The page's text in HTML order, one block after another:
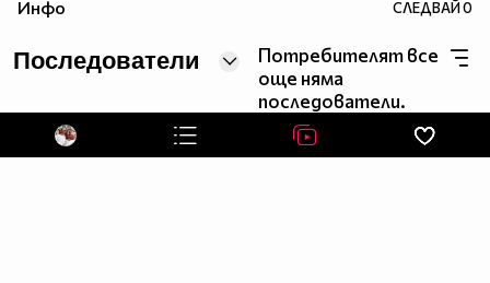
Инфо СЛЕДВАЙ0
Последователи
Потребителят все
още няма
последователи.